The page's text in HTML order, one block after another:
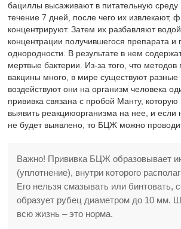
бациллы высаживают в питательную среду
течение 7 дней, после чего их извлекают,
концентрируют. Затем их разбавляют
концентрации получившегося препарата и
однородности. В результате в нем
мертвые бактерии. Из-за того, что методов
вакцины много, в мире существуют
воздействуют они на организм человека
прививка связана с пробой Манту, которую
выявить реакциюорганизма на нее, и если
не будет выявлено, то БЦЖ можно
Важно! Прививка БЦЖ образовывает
(уплотнение), внутри которого
Его нельзя смазывать или бинтовать,
образует рубец диаметром до 10 мм.
всю жизнь – это норма.